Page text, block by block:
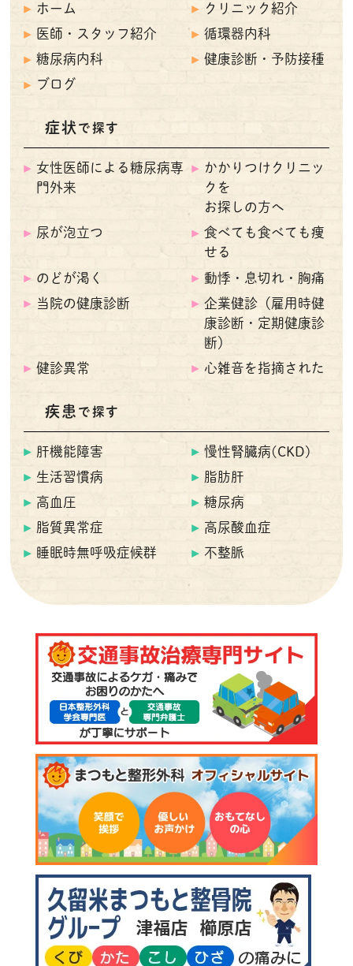
ホーム
クリニック紹介
医師・スタッフ紹介
循環器内科
糖尿病内科
健康診断・予防接種
ブログ
症状 で探す
女性医師による糖尿病専
門外来
かかりつけクリニッ
クを
お探しの方へ
尿が泡立つ
食べても食べても痩
せる
のどが渇く
動悸・息切れ・胸痛
当院の健康診断
企業健診（雇用時健
康診断・定期健康診
断）
健診異常
心雑音を指摘された
疾患 で探す
肝機能障害
慢性腎臓病(CKD)
生活習慣病
脂肪肝
高血圧
糖尿病
脂質異常症
高尿酸血症
睡眠時無呼吸症候群
不整脈